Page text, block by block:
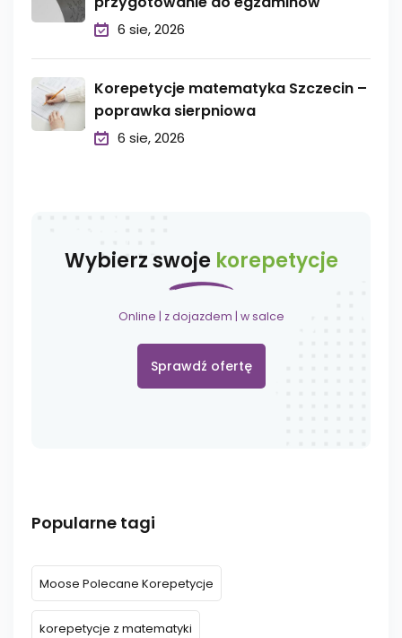
6 sie, 2026
Korepetycje matematyka Szczecin –
poprawka sierpniowa
6 sie, 2026
Wybierz swoje korepetycje
Online | z dojazdem | w salce
Sprawdź ofertę
Popularne tagi
Moose Polecane Korepetycje
korepetycje z matematyki